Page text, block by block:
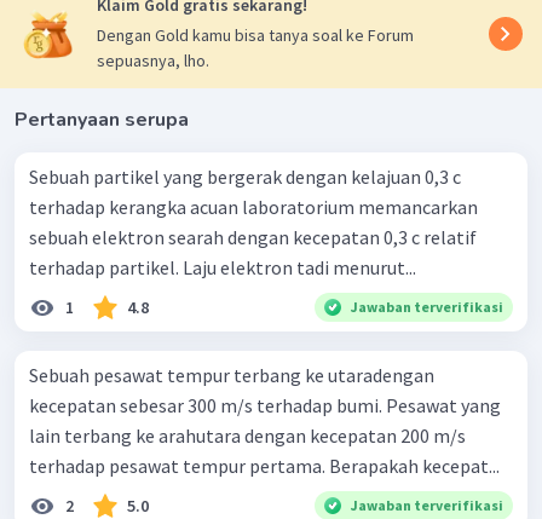
Klaim Gold gratis sekarang!
Dengan Gold kamu bisa tanya soal ke Forum
sepuasnya, lho.
Pertanyaan serupa
Sebuah partikel yang bergerak dengan kelajuan 0,3 c
terhadap kerangka acuan laboratorium memancarkan
sebuah elektron searah dengan kecepatan 0,3 c relatif
terhadap partikel. Laju elektron tadi menurut...
1 4.8 Jawaban terverifikasi
Sebuah pesawat tempur terbang ke utaradengan
kecepatan sebesar 300 m/s terhadap bumi. Pesawat yang
lain terbang ke arahutara dengan kecepatan 200 m/s
terhadap pesawat tempur pertama. Berapakah kecepat...
2 5.0 Jawaban terverifikasi